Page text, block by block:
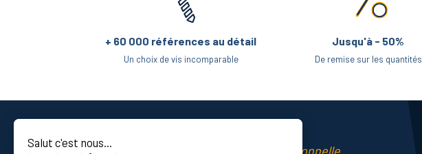
Salut c'est nous...
+ 60 000 références au détail
Un choix de vis incomparable
Jusqu'à - 50%
De remise sur les quantités
La qualité professionnelle